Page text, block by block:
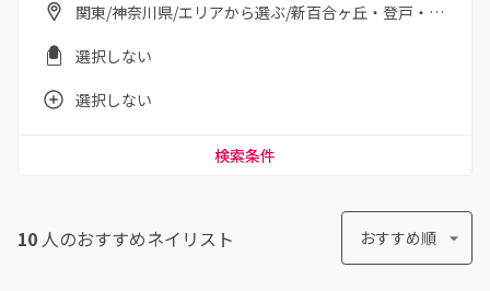
関東/神奈川県/エリアから選ぶ/新百合ヶ丘・登戸・稲田堤
選択しない
選択しない
検索条件
10 人のおすすめネイリスト おすすめ順